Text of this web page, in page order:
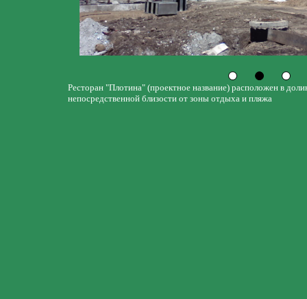
Ресторан "Плотина" (проектное название) расположен в
непосредственной близости от зоны отдыха и пляжа